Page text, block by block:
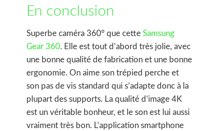
En conclusion
Superbe caméra 360° que cette Samsung
Gear 360. Elle est tout d’abord très jolie, avec
une bonne qualité de fabrication et une bonne
ergonomie. On aime son trépied perche et
son pas de vis standard qui s’adapte donc à la
plupart des supports. La qualité d’image 4K
est un véritable bonheur, et le son est lui aussi
vraiment très bon. L’application smartphone